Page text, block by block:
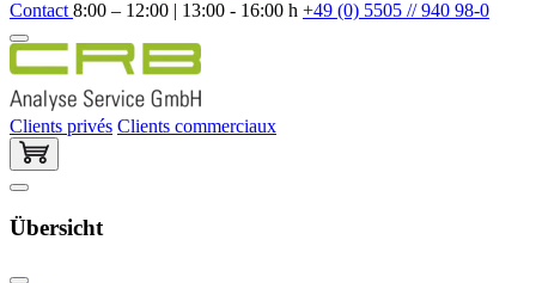
Contact 8:00 – 12:00 | 13:00 - 16:00 h +49 (0) 5505 // 940 98-0
Clients privés Clients commerciaux
Übersicht